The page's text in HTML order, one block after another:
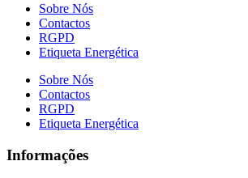
Sobre Nós
Contactos
RGPD
Etiqueta Energética
Sobre Nós
Contactos
RGPD
Etiqueta Energética
Informações